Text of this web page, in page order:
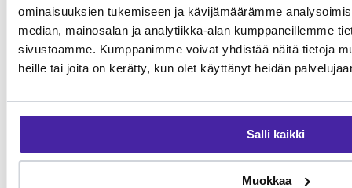
ominaisuuksien tukemiseen ja kävijämäärämme
median, mainosalan ja analytiikka-alan kumppaneillemme
sivustoamme. Kumppanimme voivat yhdistää näitä tietoja
heille tai joita on kerätty, kun olet käyttänyt heidän
Salli kaikki
Muokkaa